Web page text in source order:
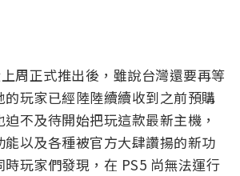
周正式推出後，雖說台灣還要再等
玩家已經陸陸續續收到之前預購
不及待開始把玩這款最新主機，
以及各種被官方大肆讚揚的新功
玩家們發現，在 PS5 尚無法運行